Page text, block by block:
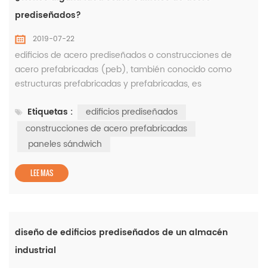
prediseñados?
2019-07-22
edificios de acero prediseñados o construcciones de
acero prefabricadas (peb), también conocido como
estructuras prefabricadas y prefabricadas, es
proceso de fabricación de una estructura utilizando
materias primas para lograr tanto el diseño como la
resistencia de un edificio. es administrado
...
Etiquetas :
edificios prediseñados
construcciones de acero prefabricadas
paneles sándwich
LEE MAS
diseño de edificios prediseñados de un almacén
industrial